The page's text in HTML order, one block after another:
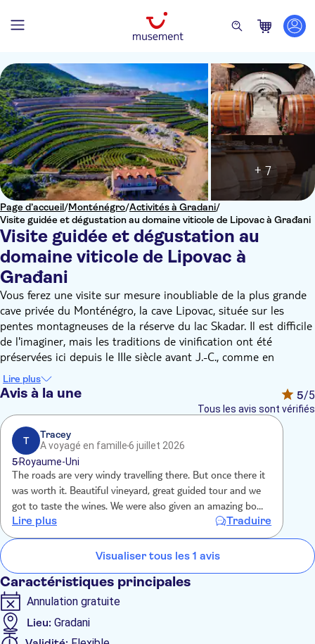
Page d’accueil/Monténégro/Activités à Gradani/
Visite guidée et dégustation au domaine viticole de Lipovac à Građani
Visite guidée et dégustation au
domaine viticole de Lipovac à
Građani
+ 7
Vous ferez une visite sur mesure inoubliable de la plus grande
cave privée du Monténégro, la cave Lipovac, située sur les
pentes montagneuses de la réserve du lac Skadar. Il est difficile
de l'imaginer, mais les traditions de vinification ont été
préservées ici depuis le IIIe siècle avant J.-C., comme en
témoignent les amphores et les cruches trouvées lors de
fouilles archéologiques.
Au cours de la visite, vous apprendrez l'histoire de la viticulture
monténégrine, vous dégusterez les meilleurs vins issus des
cépages autochtones du Monténégro et vous admirerez les
magnifiques paysages. L'excursion comprend des visites
touristiques et des visites guidées : Les vignobles de Lipovac
avec des cépages autochtones, le hall technologique avec des
lignes d'embouteillage professionnelles de haute technologie,
une cave 100% artisanale de 60 mètres de long avec de
nombreuses barriques et bouteilles, des qvevri géorgiens en
argile ancienne et des amphores italiennes en terre cuite.
Enfin, vous profiterez d'une dégustation de 4 vins accompagnés
de snacks exclusivement créés pour la dégustation : Lipovac
Idea - vin blanc barriqué Chardonnay, Lipovac Harmonia - le
seul et unique vin rosé produit à partir de raisins Vranac,
Lipovac Concept - vin rouge sec de couleur rouge rubis,
Lipovac Model - vin rouge sec de classe premium, et une
Lire plus
Avis à la une 5/5
Tous les avis sont vérifiés
T
Tracey
A voyagé en famille6 juillet 2026
5 Royaume-Uni
The roads are very windy travelling there. But once there it
was worth it. Beautiful vineyard, great guided tour and we
got to taste the wines. We were also given an amazing board
of meat, cheese, nuts, olives and dried fruit.
Lire plus Traduire
Visualiser tous les 1 avis
Caractéristiques principales
Annulation gratuite
Lieu: Gradani